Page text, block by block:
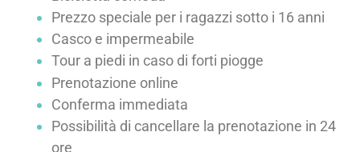
Prezzo speciale per i ragazzi sotto i 16 anni
Casco e impermeabile
Tour a piedi in caso di forti piogge
Prenotazione online
Conferma immediata
Possibilità di cancellare la prenotazione in 24